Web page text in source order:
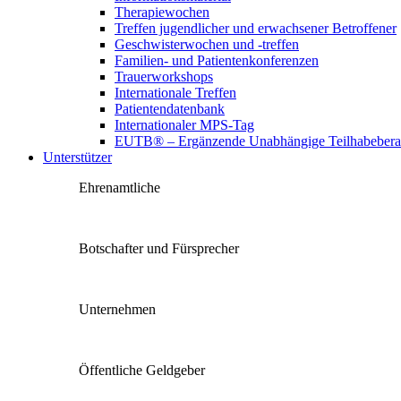
Therapiewochen
Treffen jugendlicher und erwachsener Betroffener
Geschwisterwochen und -treffen
Familien- und Patientenkonferenzen
Trauerworkshops
Internationale Treffen
Patientendatenbank
Internationaler MPS-Tag
EUTB® – Ergänzende Unabhängige
Unterstützer
Ehrenamtliche
Botschafter und Fürsprecher
Unternehmen
Öffentliche Geldgeber